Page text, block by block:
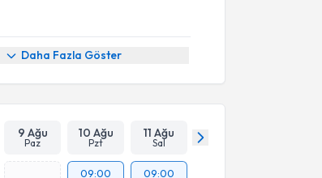
Daha Fazla Göster
9 Ağu
Paz
10 Ağu
Pzt
11 Ağu
Sal
09:00
09:00